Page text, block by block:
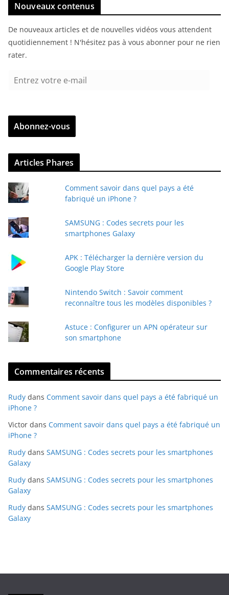
Nouveaux contenus
De nouveaux articles et de nouvelles vidéos vous attendent
quotidiennement ! N'hésitez pas à vous abonner pour ne rien
rater.
r
z
v
r
e
e
-
a
Abonnez-vous
Articles Phares
Comment savoir dans quel pays a été
fabriqué un iPhone ?
SAMSUNG : Codes secrets pour les
smartphones Galaxy
APK : Télécharger la dernière version du
Google Play Store
Nintendo Switch : Savoir comment
reconnaître tous les modèles disponibles ?
Astuce : Configurer un APN opérateur sur
son smartphone
Commentaires récents
Rudy dans Comment savoir dans quel pays a été fabriqué un
iPhone ?
Victor dans Comment savoir dans quel pays a été fabriqué un
iPhone ?
Rudy dans SAMSUNG : Codes secrets pour les smartphones
Galaxy
Rudy dans SAMSUNG : Codes secrets pour les smartphones
Galaxy
Rudy dans SAMSUNG : Codes secrets pour les smartphones
Galaxy